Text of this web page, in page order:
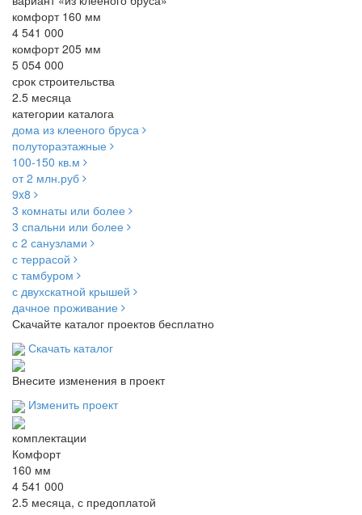
комфорт 160 мм
4 541 000
комфорт 205 мм
5 054 000
срок строительства
2.5 месяца
категории каталога
дома из клееного бруса
полутораэтажные
100-150 кв.м
от 2 млн.руб
9x8
3 комнаты или более
3 спальни или более
с 2 санузлами
с террасой
с тамбуром
с двухскатной крышей
дачное проживание
Скачайте каталог проектов бесплатно
Скачать каталог
Внесите изменения в проект
Изменить проект
комплектации
Комфорт
160 мм
4 541 000
2.5 месяца, с предоплатой